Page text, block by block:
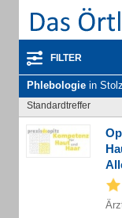
FILTER
Phlebologie in
Standardtreffer